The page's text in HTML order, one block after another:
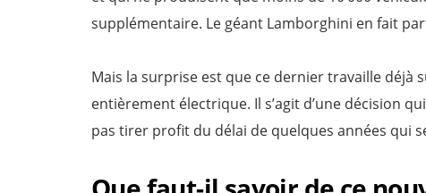
supplémentaire. Le géant Lamborghini en fait
Mais la surprise est que ce dernier travaille déjà
entièrement électrique. Il s’agit d’une décision
pas tirer profit du délai de quelques années qui